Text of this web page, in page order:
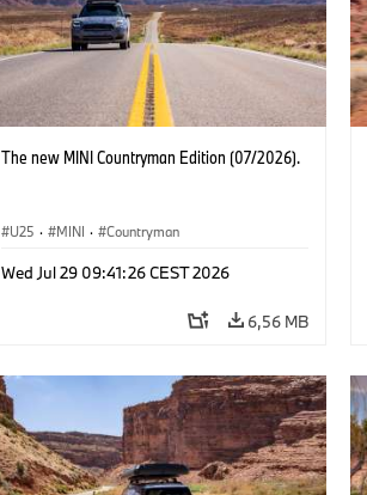
The new MINI Countryman Edition (07/2026).
U25 · MINI · Countryman
Wed Jul 29 09:41:26 CEST 2026
6,56 MB